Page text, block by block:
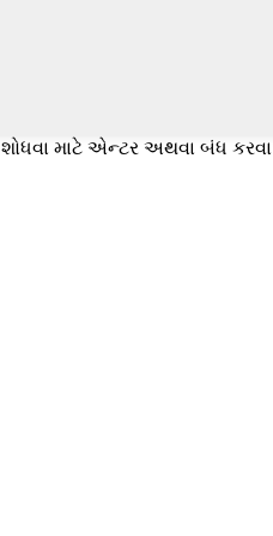
શોધવા માટે એન્ટર અથવા બંધ કરવા